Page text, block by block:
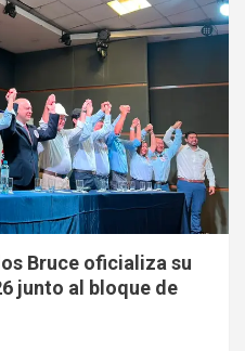
Bruce oficializa su
junto al bloque de